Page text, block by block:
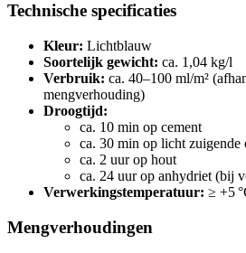
Technische specificaties
Kleur: Lichtblauw
Soortelijk gewicht: ca. 1,04 kg/l
Verbruik: ca. 40–100 ml/m²
mengverhouding)
Droogtijd:
ca. 10 min op cement
ca. 30 min op licht zuigende
ca. 2 uur op hout
ca. 24 uur op anhydriet (bij
Verwerkingstemperatuur: ≥ +5
Mengverhoudingen